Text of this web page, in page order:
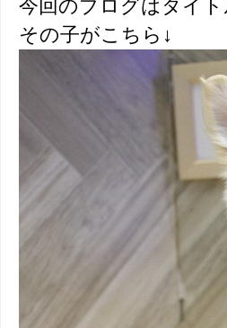
今回のブログはタイ
その子がこちら↓